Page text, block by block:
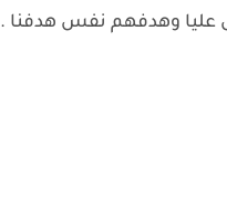
عليا وهدفهم نفس هدفنا .